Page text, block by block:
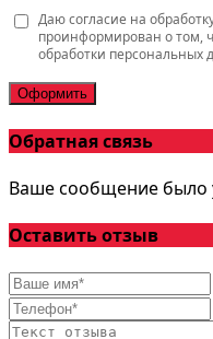
Даю согласие на
проинформирован о том,
обработки
Оформить
Обратная связь
Ваше сообщение было
Оставить отзыв